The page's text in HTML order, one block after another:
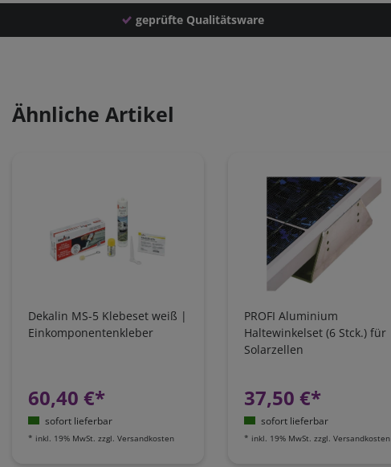
geprüfte Qualitätsware
Ähnliche Artikel
Dekalin MS-5 Klebeset weiß |
Einkomponentenkleber
60,40 €*
sofort lieferbar
* inkl. 19% MwSt. zzgl. Versandkosten
PROFI Aluminium
Haltewinkelset (6 Stck.) für
Solarzellen
37,50 €*
sofort lieferbar
* inkl. 19% MwSt. zzgl. Versandkosten